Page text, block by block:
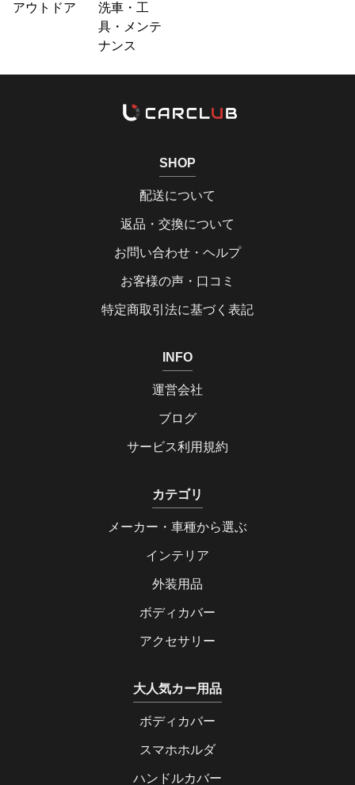
アウトドア
洗車・工
具・メンテ
ナンス
SHOP
配送について
返品・交換について
お問い合わせ・ヘルプ
お客様の声・口コミ
特定商取引法に基づく表記
INFO
運営会社
ブログ
サービス利用規約
カテゴリ
メーカー・車種から選ぶ
インテリア
外装用品
ボディカバー
アクセサリー
大人気カー用品
ボディカバー
スマホホルダ
ハンドルカバー